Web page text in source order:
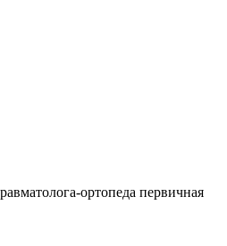
ортопеда первичная